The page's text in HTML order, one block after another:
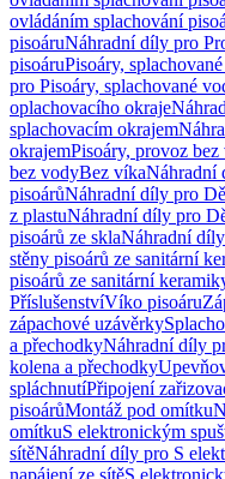
ovládáním splachování
pisoáruNáhradní díly pro
pisoáruPisoáry,
pro Pisoáry, splachované
oplachovacího okraje
splachovacím okrajem
okrajemPisoáry, provoz
bez vodyBez víkaNáhradní
pisoárůNáhradní díly pro
z plastuNáhradní díly pro
pisoárů ze sklaNáhradní
stěny pisoárů ze sanitární
pisoárů ze sanitární
PříslušenstvíVíko pisoáru
zápachové uzávěrky
a přechodkyNáhradní díly
kolena a přechodky
spláchnutíPřipojení
pisoárůMontáž pod omítku
omítkuS elektronickým
sítěNáhradní díly pro S
napájení ze sítěS